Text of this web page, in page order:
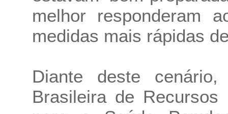
melhor responderam
medidas mais rápidas
Diante deste
Brasileira de